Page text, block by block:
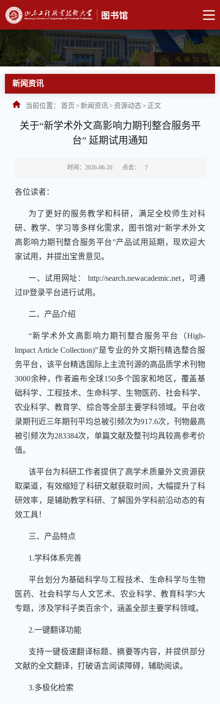
新闻资讯
当前位置： 首页 > 新闻资讯 > 资源动态> 正文
关于“新学术外文高影响力期刊整合服务平
台” 延期试用通知
时间：2026-06-26 点击： 7
各位读者：
为了更好的服务教学和科研，满足全校师生对科
研、教学、学习等多样化需求，图书馆对“新学术外文
高影响力期刊整合服务平台”产品试用延期，现欢迎大
家试用，并提出宝贵意见。
一、试用网址： http://search.newacademic.net， 可通
过IP登录平台进行试用。
二、产品介绍
“新学术外文高影响力期刊整合服务平台（High-
lmpact Article Collection)”是专业的外文期刊精选整合服
务平台，该平台精选国际上主流刊源的高品质学术刊物
3000余种，作者遍布全球150多个国家和地区，覆盖基
础科学、工程技术、生命科学、生物医药、社会科学、
农业科学、教育学、综合等全部主要学科领域。平台收
录期刊近三年期刊平均总被引频次为917.6次，刊物最高
被引频次为283384次，单篇文献及整刊均具较高参考价
值。
该平台为科研工作者提供了高学术质量外文资源获
取渠道，有效缩短了科研文献获取时间，大幅提升了科
研效率，是辅助教学科研、了解国外学科前沿动态的有
效工具！
三、产品特点
1.学科体系完善
平台划分为基础科学与工程技术、生命科学与生物
医药、社会科学与人文艺术、农业科学、教育科学5大
专题，涉及学科子类百余个，涵盖全部主要学科领域。
2.一键翻译功能
支持一键极速翻译标题、摘要等内容，并提供部分
文献的全文翻译，打破语言阅读障碍，辅助阅读。
3.多极化检索